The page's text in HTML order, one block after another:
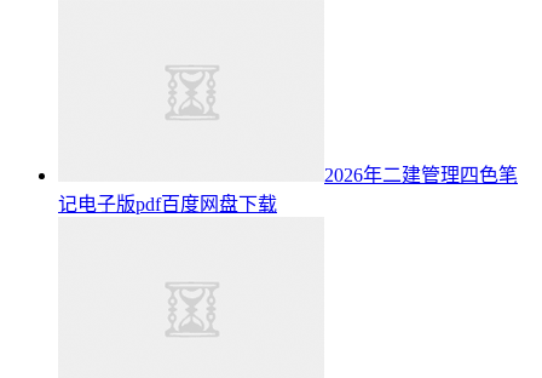
2026年二建管理四色笔
记电子版pdf百度网盘下载